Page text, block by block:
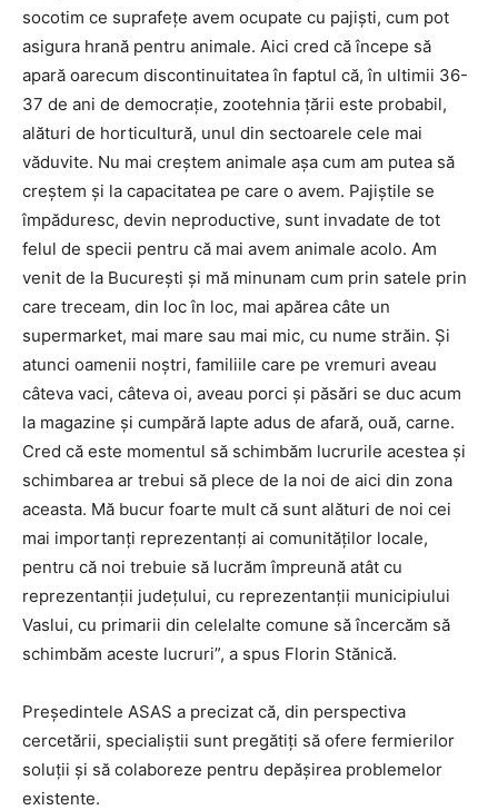
socotim ce suprafețe avem ocupate cu pajiști, cum pot
asigura hrană pentru animale. Aici cred că începe să
apară oarecum discontinuitatea în faptul că, în ultimii 36-
37 de ani de democrație, zootehnia țării este probabil,
alături de horticultură, unul din sectoarele cele mai
văduvite. Nu mai creștem animale așa cum am putea să
creștem și la capacitatea pe care o avem. Pajiștile se
împăduresc, devin neproductive, sunt invadate de tot
felul de specii pentru că mai avem animale acolo. Am
venit de la București și mă minunam cum prin satele prin
care treceam, din loc în loc, mai apărea câte un
supermarket, mai mare sau mai mic, cu nume străin. Și
atunci oamenii noștri, familiile care pe vremuri aveau
câteva vaci, câteva oi, aveau porci și păsări se duc acum
la magazine și cumpără lapte adus de afară, ouă, carne.
Cred că este momentul să schimbăm lucrurile acestea și
schimbarea ar trebui să plece de la noi de aici din zona
aceasta. Mă bucur foarte mult că sunt alături de noi cei
mai importanți reprezentanți ai comunităților locale,
pentru că noi trebuie să lucrăm împreună atât cu
reprezentanții județului, cu reprezentanții municipiului
Vaslui, cu primarii din celelalte comune să încercăm să
schimbăm aceste lucruri”, a spus Florin Stănică.
Președintele ASAS a precizat că, din perspectiva
cercetării, specialiștii sunt pregătiți să ofere fermierilor
soluții și să colaboreze pentru depășirea problemelor
existente.